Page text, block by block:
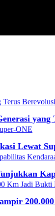
yang
Lewat